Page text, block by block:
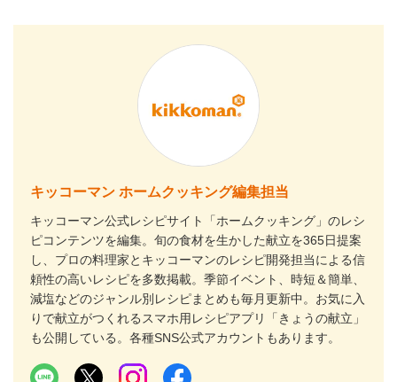
キッコーマン ホームクッキング編集担当
キッコーマン公式レシピサイト「ホームクッキング」のレシ
ピコンテンツを編集。旬の食材を生かした献立を365日提案
し、プロの料理家とキッコーマンのレシピ開発担当による信
頼性の高いレシピを多数掲載。季節イベント、時短＆簡単、
減塩などのジャンル別レシピまとめも毎月更新中。お気に入
りで献立がつくれるスマホ用レシピアプリ「きょうの献立」
も公開している。各種SNS公式アカウントもあります。